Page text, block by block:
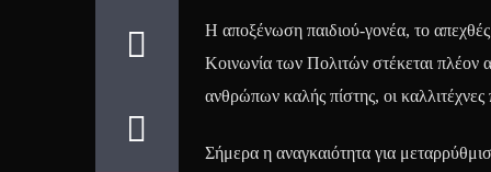
Η αποξένωση παιδιού-γονέα, το
Κοινωνία των Πολιτών στέκεται πλέον
ανθρώπων καλής πίστης, οι
Σήμερα η αναγκαιότητα για